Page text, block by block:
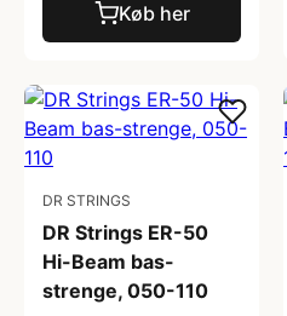
Køb her
DR STRINGS
DR Strings ER-50
Hi-Beam bas-
strenge, 050-110